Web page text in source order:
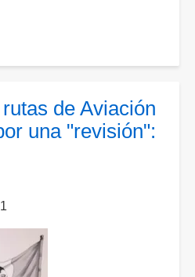
de Aviación
una "revisión":